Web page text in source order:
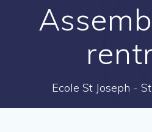
Ecole St Joseph -